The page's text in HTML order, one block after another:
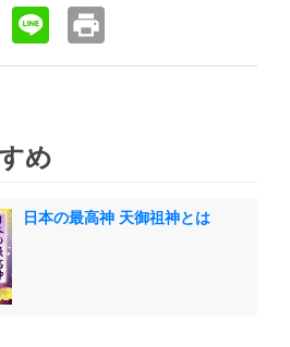
print
め
日本の最高神 天御祖神とは